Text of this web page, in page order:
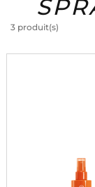
3 produit(s)